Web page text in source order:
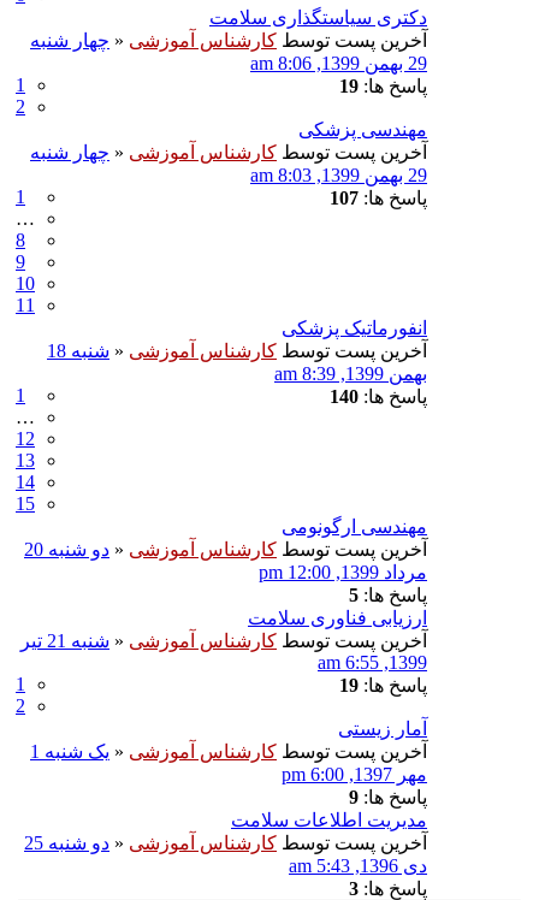
دکتری سیاستگذاری سلامت
آخرین پست توسط کارشناس آموزشی « چهار شنبه
29 بهمن 1399, 8:06 am
پاسخ ها: 19
1
2
مهندسی پزشکی
آخرین پست توسط کارشناس آموزشی « چهار شنبه
29 بهمن 1399, 8:03 am
پاسخ ها: 107
1
…
8
9
10
11
انفورماتیک پزشکی
آخرین پست توسط کارشناس آموزشی «
شنبه 18
بهمن 1399, 8:39 am
پاسخ ها: 140
1
…
12
13
14
15
مهندسی ارگونومی
آخرین پست توسط کارشناس آموزشی «
دو شنبه 20
مرداد 1399, 12:00 pm
پاسخ ها: 5
ارزیابی فناوری سلامت
آخرین پست توسط کارشناس آموزشی «
شنبه 21 تیر
1399, 6:55 am
پاسخ ها: 19
1
2
آمار زیستی
آخرین پست توسط کارشناس آموزشی «
یک شنبه 1
مهر 1397, 6:00 pm
پاسخ ها: 9
مدیریت اطلاعات سلامت
آخرین پست توسط کارشناس آموزشی «
دو شنبه 25
دی 1396, 5:43 am
پاسخ ها: 3